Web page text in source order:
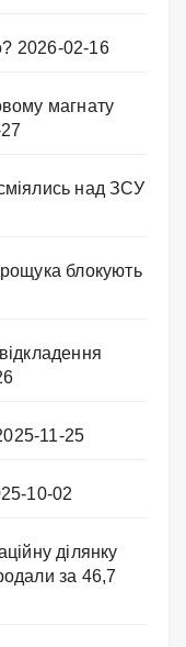
2026-02-16
магнату
над ЗСУ
блокують
11-25
10-02
ділянку
за 46,7